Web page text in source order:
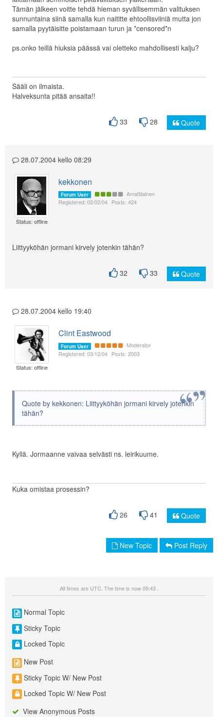
Tämän jälkeen voitte tehdä hieman syvällisemmän valituksen
sunnuntaina siinä samalla kun naititte ehtoollisviiniä mutta jon
samalla pyytäisitte poistamaan turun ja *censored*n
ps.onko teillä hiuksia päässä vai oletteko mahdollisesti kalju?
Sääli on ilmaista.
Halveksunta pitää ansaita!!
33 28 Quote
28.07.2004 kello 08:29
Status: offline
kekkonen
Forum User
Amattilainen
Registered: 02/02/04 Posts: 424
Liittyyköhän jormani kirvely jotenkin tähän?
32 33 Quote
28.07.2004 kello 19:40
Status: offline
Clint Eastwood
Forum User
Moderator
Registered: 03/12/04 Posts: 2003
Quote by kekkonen: Liittyyköhän jormani kirvely jotenkin
tähän?
Kyllä. Jormaanne vaivaa selvästi ns. leirikuume.
Kuka omistaa prosessin?
26 41 Quote
New Topic Post Reply
All times are UTC. The time is now 09:43 .
Normal Topic
Sticky Topic
Locked Topic
New Post
Sticky Topic W/ New Post
Locked Topic W/ New Post
View Anonymous Posts